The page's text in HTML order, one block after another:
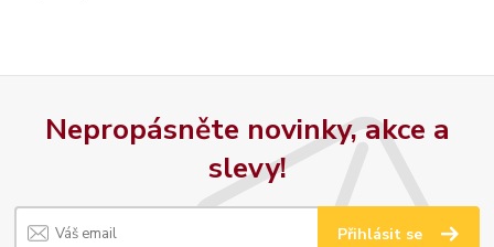
Nepropásněte novinky, akce a
slevy!
Přihlásit se